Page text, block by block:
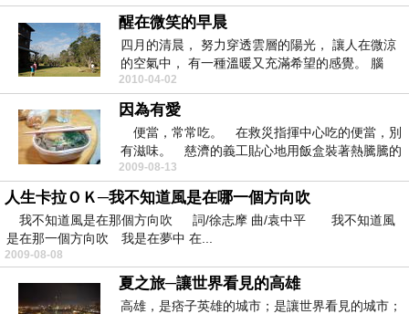
醒在微笑的早晨
四月的清晨， 努力穿透雲層的陽光， 讓人在微涼
的空氣中， 有一種溫暖又充滿希望的感覺。 腦
中...
2010-04-02
因為有愛
便當，常常吃。 在救災指揮中心吃的便當，別
有滋味。 慈濟的義工貼心地用飯盒裝著熱騰騰的
飯菜， 還附...
2009-08-13
人生卡拉ＯＫ─我不知道風是在哪一個方向吹
我不知道風是在那個方向吹 詞/徐志摩 曲/袁中平 我不知道風
是在那一個方向吹 我是在夢中 在...
2009-08-08
夏之旅─讓世界看見的高雄
高雄，是痞子英雄的城市；是讓世界看見的城市；